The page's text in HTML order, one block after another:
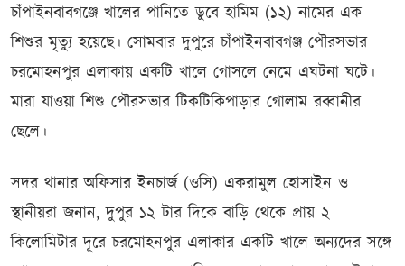
চাঁপাইনবাবগঞ্জে খালের পানিতে ডুবে হামিম (১২) নামের এক
শিশুর মৃত্যু হয়েছে। সোমবার দুপুরে চাঁপাইনবাবগঞ্জ পৌরসভার
চরমোহনপুর এলাকায় একটি খালে গোসলে নেমে এঘটনা ঘটে।
মারা যাওয়া শিশু পৌরসভার টিকটিকিপাড়ার গোলাম রব্বানীর
ছেলে।
সদর থানার অফিসার ইনচার্জ (ওসি) একরামুল হোসাইন ও
স্থানীয়রা জনান, দুপুর ১২ টার দিকে বাড়ি থেকে প্রায় ২
কিলোমিটার দূরে চরমোহনপুর এলাকার একটি খালে অন্যদের সঙ্গে